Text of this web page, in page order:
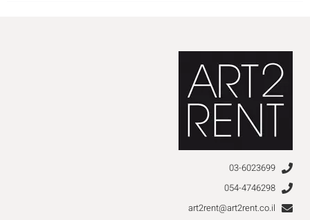
03-6023699
054-4746298
art2rent@art2rent.co.il